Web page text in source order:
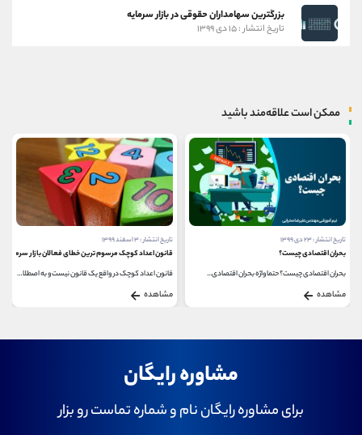
بزرگترین سهامداران حقوقی در بازار سرمایه
تاریخ انتشار : ۱۵ دی ۱۳۹۹
ممکن است علاقه‌مند باشید
تاریخ انتشار : ۲۳ دی ۱۳۹۹
بحران اقتصادی چیست؟
بحران اقتصادی چیست؟ حتما واژه بحران اقتصادی...
مشاهده
تاریخ انتشار : ۳ اسفند ۱۳۹۹
قانون اعداد کوچک مرسوم ترین خطای فعالان بازار سرمایه
قانون اعداد کوچک در واقع یک قانون نیست و به اصطلاح...
مشاهده
مشاوره رایگان
برای مشاوره رایگان نام و شماره تماست رو بزار